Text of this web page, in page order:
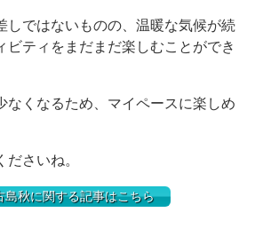
しではないものの、温暖な気候が続
ビティをまだまだ楽しむことができ
なくなるため、マイペースに楽しめ
さいね。
秋に関する記事はこちら